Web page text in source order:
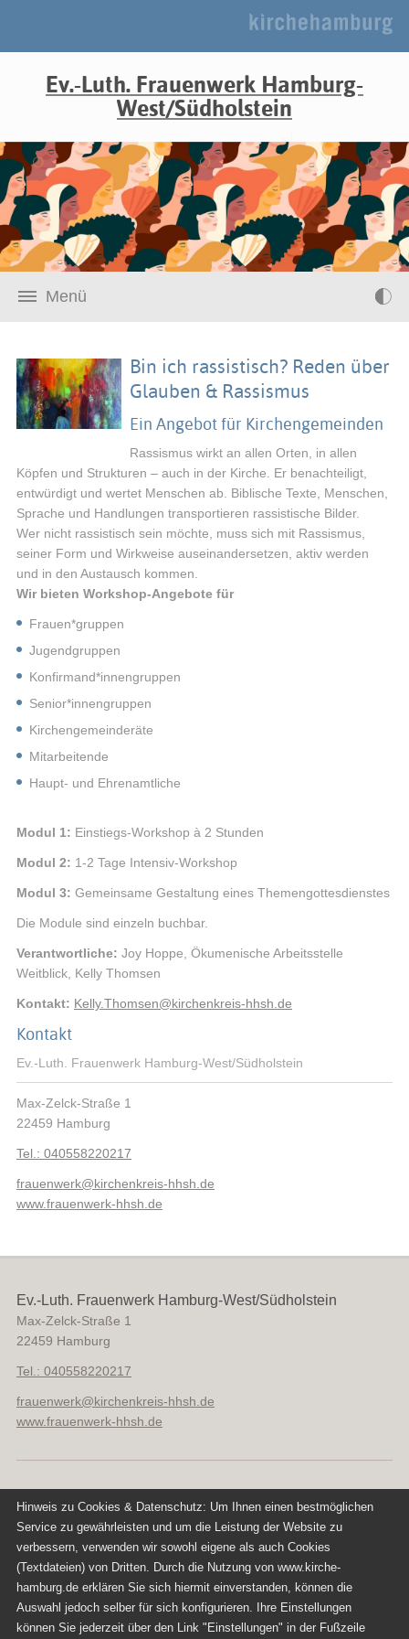
Ev.-Luth. Frauenwerk Hamburg-
West/Südholstein
Menü
Bin ich rassistisch? Reden über
Glauben & Rassismus
Ein Angebot für Kirchengemeinden
Rassismus wirkt an allen Orten, in allen
Köpfen und Strukturen – auch in der Kirche. Er benachteiligt,
entwürdigt und wertet Menschen ab. Biblische Texte, Menschen,
Sprache und Handlungen transportieren rassistische Bilder.
Wer nicht rassistisch sein möchte, muss sich mit Rassismus,
seiner Form und Wirkweise auseinandersetzen, aktiv werden
und in den Austausch kommen.
Wir bieten Workshop-Angebote für
Frauen*gruppen
Jugendgruppen
Konfirmand*innengruppen
Senior*innengruppen
Kirchengemeinderäte
Mitarbeitende
Haupt- und Ehrenamtliche
Modul 1: Einstiegs-Workshop à 2 Stunden
Modul 2: 1-2 Tage Intensiv-Workshop
Modul 3: Gemeinsame Gestaltung eines Themengottesdienstes
Die Module sind einzeln buchbar.
Verantwortliche: Joy Hoppe, Ökumenische Arbeitsstelle
Weitblick, Kelly Thomsen
Kontakt: Kelly.Thomsen@kirchenkreis-hhsh.de
Kontakt
Ev.-Luth. Frauenwerk Hamburg-West/Südholstein
Max-Zelck-Straße 1
22459 Hamburg
Tel.: 040558220217
frauenwerk@kirchenkreis-hhsh.de
www.frauenwerk-hhsh.de
Ev.-Luth. Frauenwerk Hamburg-West/Südholstein
Max-Zelck-Straße 1
22459 Hamburg
Tel.: 040558220217
frauenwerk@kirchenkreis-hhsh.de
www.frauenwerk-hhsh.de
Diese Seite gehört zu dem Portal
Kirche-Hamburg.de
Impressum
Datenschutz
Hinweis zu Cookies & Datenschutz: Um Ihnen einen bestmöglichen
Service zu gewährleisten und um die Leistung der Website zu
verbessern, verwenden wir sowohl eigene als auch Cookies
(Textdateien) von Dritten. Durch die Nutzung von www.kirche-
hamburg.de erklären Sie sich hiermit einverstanden, können die
Auswahl jedoch selber für sich konfigurieren. Ihre Einstellungen
können Sie jederzeit über den Link "Einstellungen" in der Fußzeile